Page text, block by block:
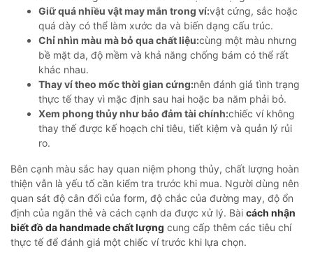
Giữ quá nhiều vật may mắn trong ví:vật cứng, sắc hoặc
quá dày có thể làm xước da và biến dạng cấu trúc.
Chỉ nhìn màu mà bỏ qua chất liệu:cùng một màu nhưng
bề mặt da, độ mềm và khả năng chống bám có thể rất
khác nhau.
Thay ví theo mốc thời gian cứng:nên đánh giá tình trạng
thực tế thay vì mặc định sau hai hoặc ba năm phải bỏ.
Xem phong thủy như bảo đảm tài chính:chiếc ví không
thay thế được kế hoạch chi tiêu, tiết kiệm và quản lý rủi
ro.
Bên cạnh màu sắc hay quan niệm phong thủy, chất lượng hoàn
thiện vẫn là yếu tố cần kiểm tra trước khi mua. Người dùng nên
quan sát độ cân đối của form, độ chắc của đường may, độ ổn
định của ngăn thẻ và cách cạnh da được xử lý. Bài cách nhận
biết đồ da handmade chất lượng cung cấp thêm các tiêu chí
thực tế để đánh giá một chiếc ví trước khi lựa chọn.